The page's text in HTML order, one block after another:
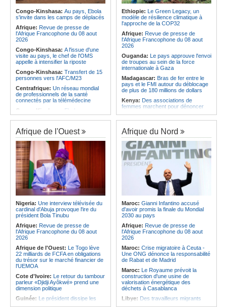
Sénégal craque au 3e quart-temps
et s'incline face à la Tunisie (44-43)
Afrique du Nord:Santé - La
Tunisie troisième pays arabe et 49e
au monde
Angola:La nouvelle loi renforce la
protection des institutions contre les
cyberattaques, selon Mário Oliveira
Angola:Le pays criminalise la
diffusion de fausses informations
sur Internet
Congo-Kinshasa: Au pays, Ebola
s'invite dans les camps de déplacés
Afrique: Revue de presse de
l'Afrique Francophone du 08 aout
2026
Congo-Kinshasa: A l'issue d'une
visite au pays, le chef de l'OMS
appelle à intensifier la riposte
Congo-Kinshasa: Transfert de 15
personnes vers l'AFC/M23
Centrafrique: Un réseau mondial
de professionnels de la santé
connectés par la télémédecine
Congo-Kinshasa: Ebola au pays -
Africa CDC mise sur les
communautés
Afrique Centrale:L'explosion de la
demande de viande de brousse
extermine la faune sauvage
Congo-Kinshasa:Après l'accord
avec une branche des FDLR, les
zones d'ombre persistent
Centrafrique: Un gendarme détenu
par le groupe armé AAKG retrouve
la liberté
Rome et Kigali discutent
d'une possible externalisation au
pays des procédures d'asile à
destination de l'Italie
Ethiopie: Le Green Legacy, un
modèle de résilience climatique à
l'approche de la COP32
Afrique: Revue de presse de
l'Afrique Francophone du 08 aout
2026
Ouganda: Le pays approuve l'envoi
de troupes au sein de la force
internationale à Gaza
Madagascar: Bras de fer entre le
pays et le FMI autour du déblocage
de plus de 180 millions de dollars
Kenya: Des associations de
femmes marchent pour dénoncer
Afrique:La CEA renforce les
capacités des parlementaires de
l'Afrique de l'Est
Congo-Kinshasa:
Après l'accord
avec une branche des FDLR, les
zones d'ombre persistent
Sud-Soudan:
Le pays à la croisée
des chemins, alerte l'ONU
Rwanda:Rome et Kigali discutent
d'une possible externalisation au
pays des procédures d'asile à
destination de l'Italie
Somalie:Le camp de Galkayo
frappé par une violente attaque des
Forces du Puntland
Afrique de l'Ouest
Nigeria: Une interview télévisée du
cardinal d'Abuja provoque l'ire du
président Bola Tinubu
Afrique: Revue de presse de
l'Afrique Francophone du 08 aout
2026
Afrique de l'Ouest: Le Togo lève
22 milliards de FCFA en obligations
du trésor sur le marché financier de
l'UEMOA
Cote d'Ivoire: Le retour du tambour
parleur «Djidji Ayôkwé» prend une
dimension politique
Guinée: Le président dissipe les
Afrique du Nord
Maroc: Gianni Infantino accusé
d'avoir promis la finale du Mondial
2030 au pays
Afrique: Revue de presse de
l'Afrique Francophone du 08 aout
2026
Maroc: Crise migratoire à Ceuta -
Une ONG dénonce la responsabilité
de Rabat et de Madrid
Maroc: Le Royaume prévoit la
construction d'une usine de
valorisation énergétique des
déchets à Casablanca
Libye: Des travailleurs migrants